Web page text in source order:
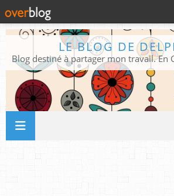
LE BLOG DE